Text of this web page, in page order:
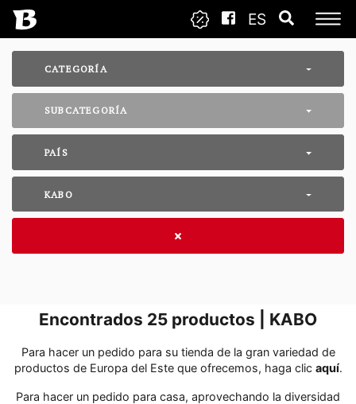
ES
CATEGORÍA
SUBCATEGORÍA
PAÍS
KABO
Encontrados 25 productos | KABO
Para hacer un pedido para su tienda de la gran variedad de
productos de Europa del Este que ofrecemos, haga clic aquí․
Para hacer un pedido para casa, aprovechando la diversidad